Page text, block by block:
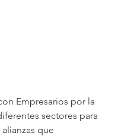
Empresarios por la
sectores para
que